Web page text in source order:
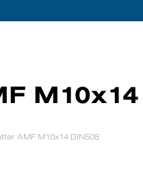
AMF M10x14 DIN508